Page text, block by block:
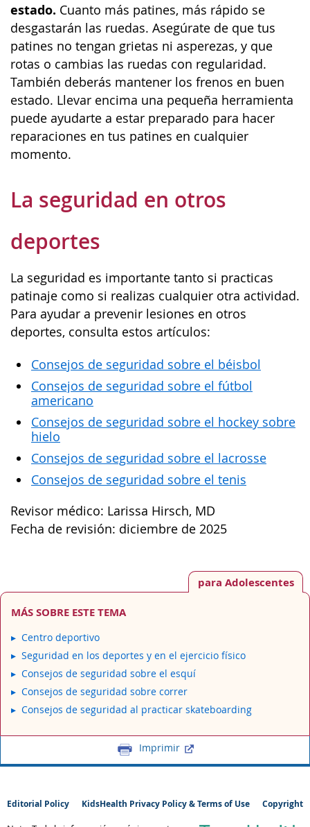
estado. Cuanto más patines, más rápido se
desgastarán las ruedas. Asegúrate de que tus
patines no tengan grietas ni asperezas, y que
rotas o cambias las ruedas con regularidad.
También deberás mantener los frenos en buen
estado. Llevar encima una pequeña herramienta
puede ayudarte a estar preparado para hacer
reparaciones en tus patines en cualquier
momento.
La seguridad en otros
deportes
La seguridad es importante tanto si practicas
patinaje como si realizas cualquier otra actividad.
Para ayudar a prevenir lesiones en otros
deportes, consulta estos artículos:
Consejos de seguridad sobre el béisbol
Consejos de seguridad sobre el fútbol
americano
Consejos de seguridad sobre el hockey sobre
hielo
Consejos de seguridad sobre el lacrosse
Consejos de seguridad sobre el tenis
Revisor médico: Larissa Hirsch, MD
Fecha de revisión: diciembre de 2025
para Adolescentes
MÁS SOBRE ESTE TEMA
Centro deportivo
Seguridad en los deportes y en el ejercicio físico
Consejos de seguridad sobre el esquí
Consejos de seguridad sobre correr
Consejos de seguridad al practicar skateboarding
Imprimir
Editorial Policy KidsHealth Privacy Policy & Terms of Use Copyright